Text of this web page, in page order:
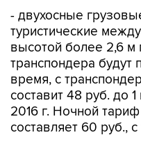
высотой более 2,6
транспондера будут
время, с
составит 48 руб. до
2016 г. Ночной тариф
составляет 60 руб.,
- грузовые